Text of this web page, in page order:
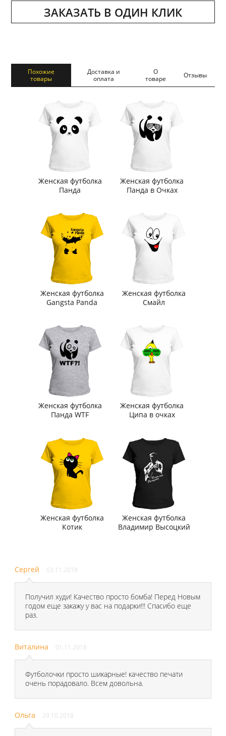
ЗАКАЗАТЬ В ОДИН КЛИК
Похожие
товары
Доставка и
оплата
О
товаре
Отзывы
Женская футболка
Панда
Женская футболка
Панда в Очках
Женская футболка
Gangsta Panda
Женская футболка
Смайл
Женская футболка
Панда WTF
Женская футболка
Ципа в очках
Женская футболка
Котик
Женская футболка
Владимир Высоцкий
Сергей 03.11.2018
Получил худи! Качество просто бомба! Перед Новым
годом еще закажу у вас на подарки!!! Спасибо еще
раз.
Виталина 01.11.2018
Футболочки просто шикарные! качество печати
очень порадовало. Всем довольна.
Ольга 29.10.2018